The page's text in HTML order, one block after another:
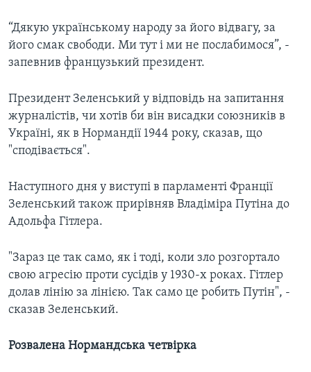
“Дякую українському народу за його відвагу, за
його смак свободи. Ми тут і ми не послабимося”, -
запевнив французький президент.
Президент Зеленський у відповідь на запитання
журналістів, чи хотів би він висадки союзників в
Україні, як в Нормандії 1944 року, сказав, що
"сподівається".
Наступного дня у виступі в парламенті Франції
Зеленський також прирівняв Владіміра Путіна до
Адольфа Гітлера.
"Зараз це так само, як і тоді, коли зло розгортало
свою агресію проти сусідів у 1930-х роках. Гітлер
долав лінію за лінією. Так само це робить Путін", -
сказав Зеленський.
Розвалена Нормандська четвірка